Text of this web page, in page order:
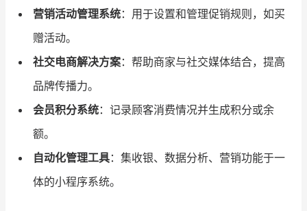
营销活动管理系统：用于设置和管理促销规则，如买
赠活动。
社交电商解决方案：帮助商家与社交媒体结合，提高
品牌传播力。
会员积分系统：记录顾客消费情况并生成积分或余
额。
自动化管理工具：集收银、数据分析、营销功能于一
体的小程序系统。